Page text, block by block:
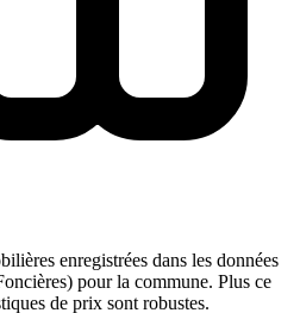
enregistrées dans les données
pour la commune. Plus ce
de prix sont robustes.